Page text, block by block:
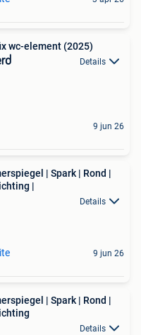
wc-element (2025)
Details
9 jun 26
| Spark | Rond |
|
Details
9 jun 26
| Spark | Rond |
Details